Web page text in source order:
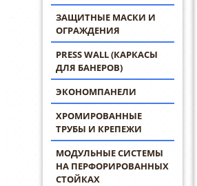
ЗАЩИТНЫЕ МАСКИ И
ОГРАЖДЕНИЯ
PRESS WALL (КАРКАСЫ
ДЛЯ БАНЕРОВ)
ЭКОНОМПАНЕЛИ
ХРОМИРОВАННЫЕ
ТРУБЫ И КРЕПЕЖИ
МОДУЛЬНЫЕ СИСТЕМЫ
НА ПЕРФОРИРОВАННЫХ
СТОЙКАХ